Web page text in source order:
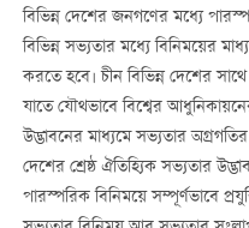
বিভিন্ন দেশের জনগণের মধ্যে
বিভিন্ন সভ্যতার মধ্যে বিনিময়ের
করতে হবে। চীন বিভিন্ন দেশের
যাতে যৌথভাবে বিশ্বের
উদ্ভাবনের মাধ্যমে সভ্যতার
দেশের শ্রেষ্ঠ ঐতিহ্যিক সভ্যতার
পারস্পরিক বিনিময়ে সম্পূর্ণভাবে